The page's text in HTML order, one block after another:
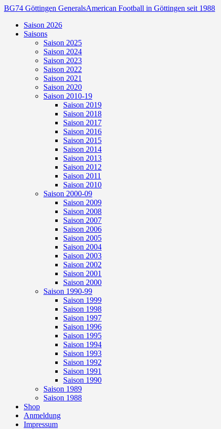
BG74 Göttingen GeneralsAmerican Football in Göttingen seit 1988
Saison 2026
Saisons
Saison 2025
Saison 2024
Saison 2023
Saison 2022
Saison 2021
Saison 2020
Saison 2010-19
Saison 2019
Saison 2018
Saison 2017
Saison 2016
Saison 2015
Saison 2014
Saison 2013
Saison 2012
Saison 2011
Saison 2010
Saison 2000-09
Saison 2009
Saison 2008
Saison 2007
Saison 2006
Saison 2005
Saison 2004
Saison 2003
Saison 2002
Saison 2001
Saison 2000
Saison 1990-99
Saison 1999
Saison 1998
Saison 1997
Saison 1996
Saison 1995
Saison 1994
Saison 1993
Saison 1992
Saison 1991
Saison 1990
Saison 1989
Saison 1988
Shop
Anmeldung
Impressum